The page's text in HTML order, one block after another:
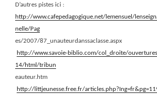
D’autres pistes ici :
http://www.cafepedagogique.net/lemensuel/
nelle/Pag
es/2007/87_unauteurdanssaclasse.aspx
http://www.savoie-biblio.com/col_droite/
14/html/tribun
eauteur.htm
http://littjeunesse.free.fr/